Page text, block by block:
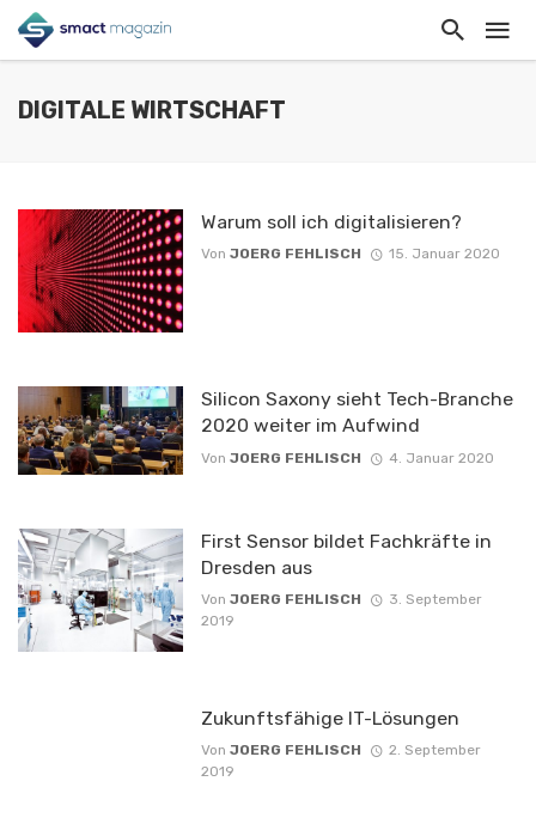
DIGITALE WIRTSCHAFT
Warum soll ich digitalisieren?
Von JOERG FEHLISCH 15. Januar 2020
Silicon Saxony sieht Tech-Branche
2020 weiter im Aufwind
Von JOERG FEHLISCH 4. Januar 2020
First Sensor bildet Fachkräfte in
Dresden aus
Von JOERG FEHLISCH
3. September
2019
Zukunftsfähige IT-Lösungen
Von JOERG FEHLISCH
2. September
2019